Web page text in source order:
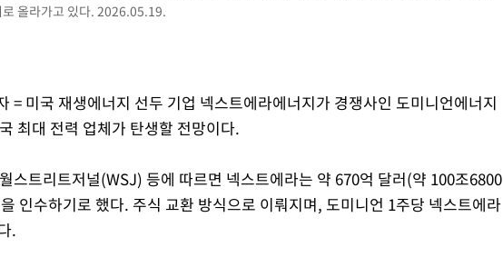
올라가고 있다. 2026.05.19.
= 미국 재생에너지 선두 기업 넥스트에라에너지가 경쟁사인 도미니언에너지
최대 전력 업체가 탄생할 전망이다.
스트리트저널(WSJ) 등에 따르면 넥스트에라는 약 670억 달러(약 100조6800
인수하기로 했다. 주식 교환 방식으로 이뤄지며, 도미니언 1주당 넥스트에라
.